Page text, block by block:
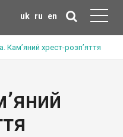
uk ru en
Кам’яний хрест-розп’яття